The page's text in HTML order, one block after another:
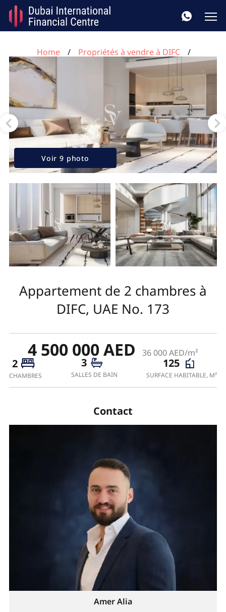
Home
Propriétés à vendre à DIFC
Appartement de 2 chambres à DIFC, UAE No. 173
Voir 9 photo
Appartement de 2 chambres à
DIFC, UAE No. 173
4 500 000 AED 36 000 AED/m²
2
CHAMBRES
3
SALLES DE BAIN
125
SURFACE HABITABLE, M²
Contact
Amer Alia